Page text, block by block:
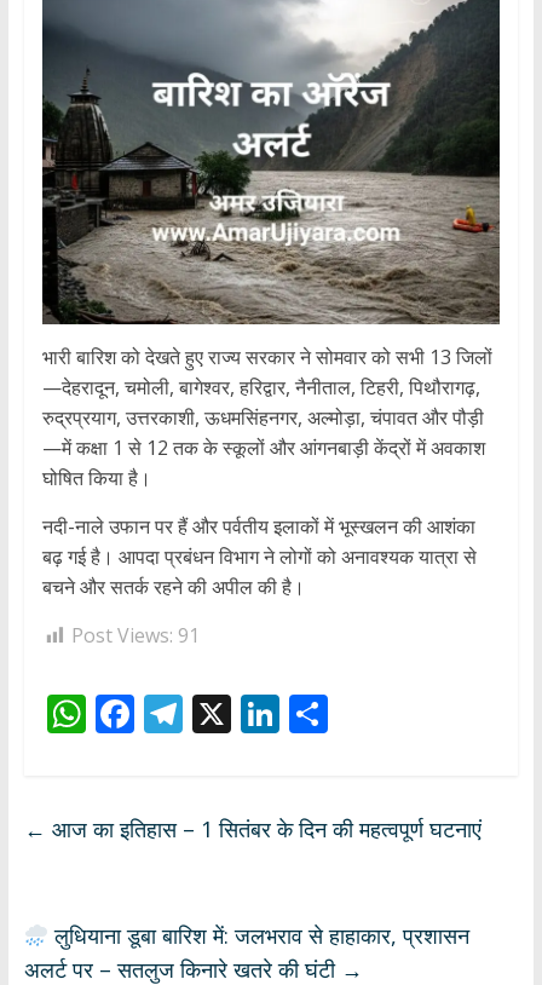
भारी बारिश को देखते हुए राज्य सरकार ने सोमवार को सभी 13 जिलों
—देहरादून, चमोली, बागेश्वर, हरिद्वार, नैनीताल, टिहरी, पिथौरागढ़,
रुद्रप्रयाग, उत्तरकाशी, ऊधमसिंहनगर, अल्मोड़ा, चंपावत और पौड़ी
—में कक्षा 1 से 12 तक के स्कूलों और आंगनबाड़ी केंद्रों में अवकाश
घोषित किया है।
नदी-नाले उफान पर हैं और पर्वतीय इलाकों में भूस्खलन की आशंका
बढ़ गई है। आपदा प्रबंधन विभाग ने लोगों को अनावश्यक यात्रा से
बचने और सतर्क रहने की अपील की है।
Post Views: 91
W
s
p
F
b
k
T
gr
X Li
e
S
e
← आज का इतिहास – 1 सितंबर के दिन की महत्वपूर्ण घटनाएं
लुधियाना डूबा बारिश में: जलभराव से हाहाकार, प्रशासन
अलर्ट पर – सतलुज किनारे खतरे की घंटी →